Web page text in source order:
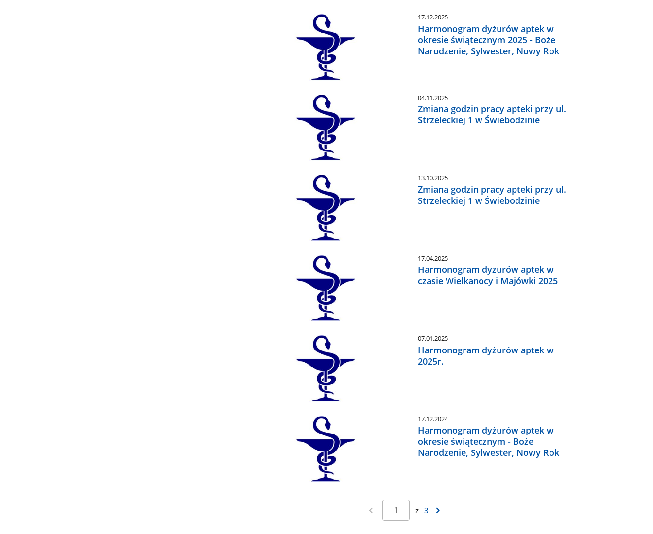
17.12.2025
Harmonogram dyżurów aptek w
okresie świątecznym 2025 - Boże
Narodzenie, Sylwester, Nowy Rok
04.11.2025
Zmiana godzin pracy apteki przy ul.
Strzeleckiej 1 w Świebodzinie
13.10.2025
Zmiana godzin pracy apteki przy ul.
Strzeleckiej 1 w Świebodzinie
17.04.2025
Harmonogram dyżurów aptek w
czasie Wielkanocy i Majówki 2025
07.01.2025
Harmonogram dyżurów aptek w
2025r.
17.12.2024
Harmonogram dyżurów aptek w
okresie świątecznym - Boże
Narodzenie, Sylwester, Nowy Rok
z 3